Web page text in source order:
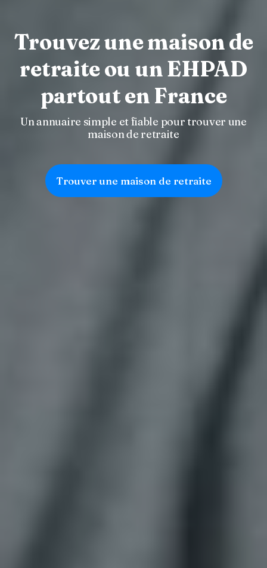
Trouvez une maison de
retraite ou un EHPAD
partout en France
Un annuaire simple et fiable pour trouver une
maison de retraite
Trouver une maison de retraite